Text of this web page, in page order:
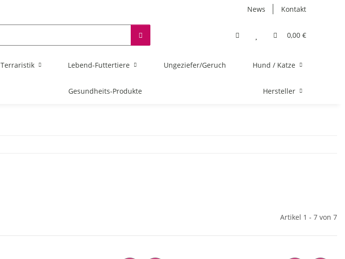
News Kontakt
0,00 €
Terraristik Lebend-Futtertiere Ungeziefer/Geruch Hund / Katze
Gesundheits-Produkte Hersteller
Artikel 1 - 7 von 7